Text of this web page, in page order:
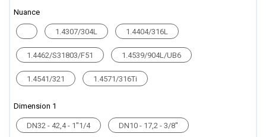
Nuance
1.4307/304L 1.4404/316L
1.4462/S31803/F51 1.4539/904L/UB6
1.4541/321 1.4571/316Ti
Dimension 1
DN32 - 42,4 - 1''1/4 DN10 - 17,2 - 3/8''